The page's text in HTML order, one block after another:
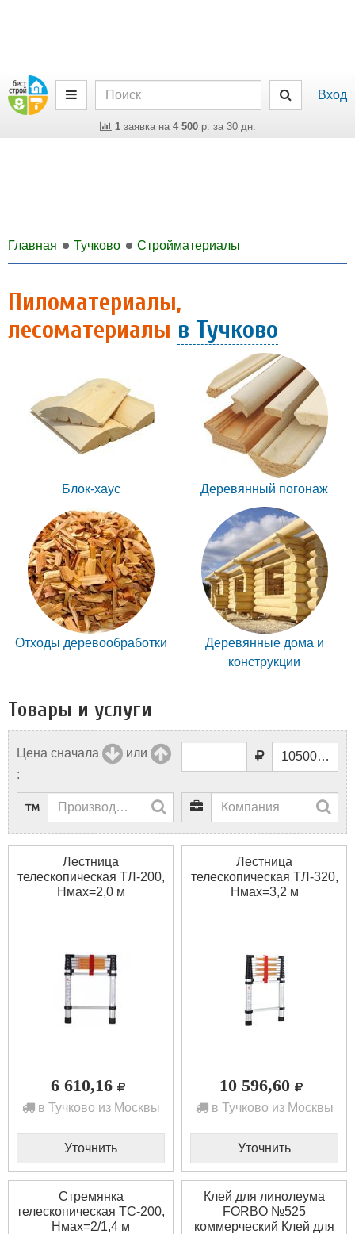
Вход
1заявка на 4 500р. за 30 дн.
Главная Тучково Стройматериалы
Пиломатериалы,
лесоматериалы в Тучково
Блок-хаус Деревянный погонаж
Отходы деревообработки
Деревянные дома и
конструкции
Товары и услуги
Цена сначала
или
:
Лестница
телескопическая ТЛ-200,
Нмах=2,0 м
6 610,16
в Тучково из Москвы
Уточнить
Лестница
телескопическая ТЛ-320,
Нмах=3,2 м
10 596,60
в Тучково из Москвы
Уточнить
Стремянка
телескопическая ТС-200,
Нмах=2/1,4 м
Клей для линолеума
FORBO №525
коммерческий Клей для